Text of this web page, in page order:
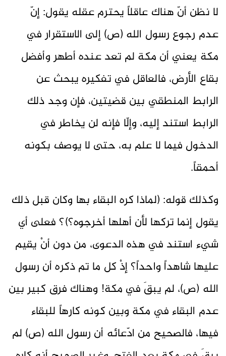
لا نظن أنّ هناك عاقلاً يحترم عقله يقول: إنّ
عدم رجوع رسول الله (ص) إلى الاستقرار في
مكة يعني أن مكة لم تعد عنده أطهر وأفضل
بقاع الأرض، فالعاقل في تفكيره يبحث عن
الرابط المنطقي بين قضيتين، فإن وجد ذلك
الرابط استند إليه، وإلّا فإنه لن يخاطر في
الدخول فيما لا علم به، حتى لا يوصف بكونه
أحمقاً.
وكذلك قوله: (لماذا كره البقاء بها وكان قبل ذلك
يقول إنما تركها لأن أهلها أخرجوه؟)؟ فعلى أي
شيء استند في هذه الدعوى، من دون أنْ يقيم
عليها شاهداً واحداً؟ إذْ كل ما تم ذكره أن رسول
الله (ص)، لم يبقَ في مكة! وهناك فرق كبير بين
عدم البقاء في مكة وبين كونه كارهاً للبقاء
فيها، فالصحيح من ادّعائه أن رسول الله (ص) لم